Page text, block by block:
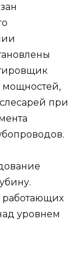
мощностей,
при
работающих
уровнем